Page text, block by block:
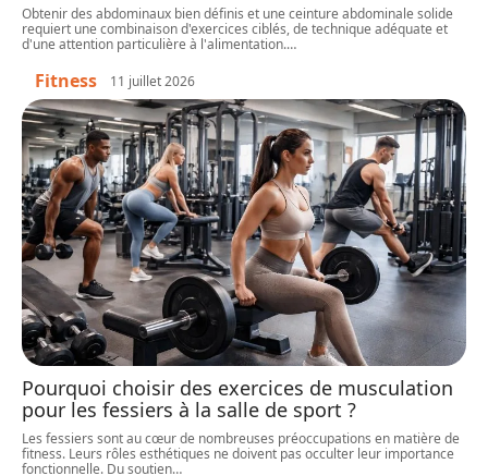
Obtenir des abdominaux bien définis et une ceinture abdominale solide
requiert une combinaison d'exercices ciblés, de technique adéquate et
d'une attention particulière à l'alimentation.…
Fitness 11 juillet 2026
Pourquoi choisir des exercices de musculation
pour les fessiers à la salle de sport ?
Les fessiers sont au cœur de nombreuses préoccupations en matière de
fitness. Leurs rôles esthétiques ne doivent pas occulter leur importance
fonctionnelle. Du soutien…